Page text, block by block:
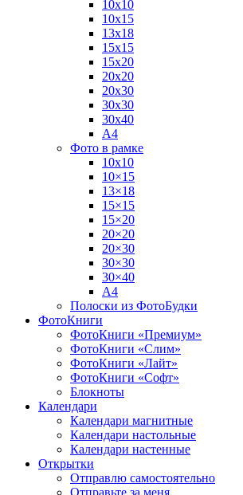
10х10
10х15
13х18
15х15
15х20
20х20
20х30
30х30
30х40
А4
Фото в рамке
10х10
10×15
13×18
15×15
15×20
20×20
20×30
30×30
30×40
A4
Полоски из ФотоБудки
ФотоКниги
ФотоКниги «Премиум»
ФотоКниги «Слим»
ФотоКниги «Лайт»
ФотоКниги «Софт»
Блокноты
Календари
Календари магнитные
Календари настольные
Календари настенные
Открытки
Отправлю самостоятельно